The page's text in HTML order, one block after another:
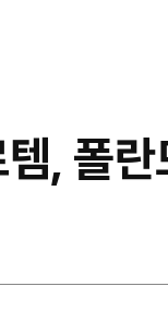
, 폴